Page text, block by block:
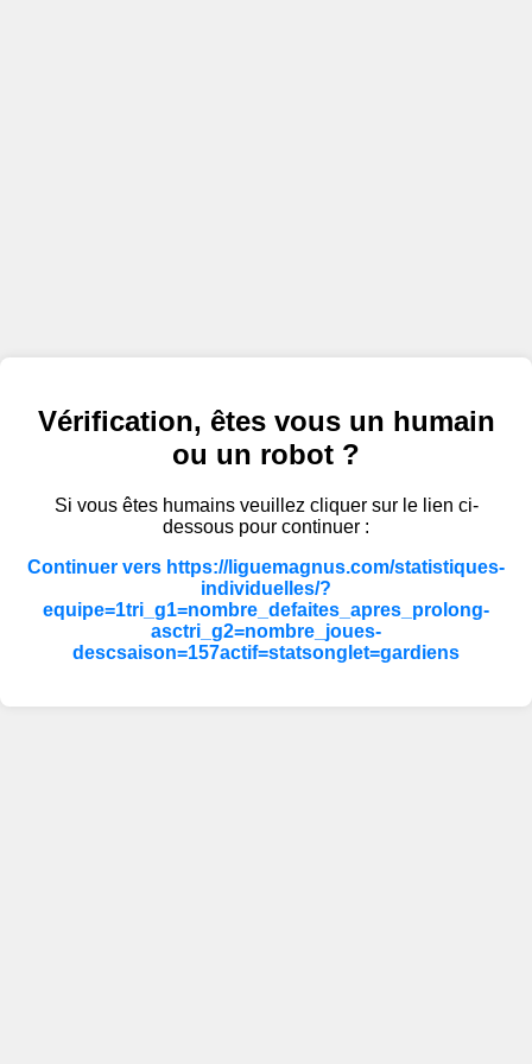
Vérification, êtes vous un humain
ou un robot ?
Si vous êtes humains veuillez cliquer sur le lien ci-
dessous pour continuer :
Continuer vers https://liguemagnus.com/statistiques-
individuelles/?
equipe=1tri_g1=nombre_defaites_apres_prolong-
asctri_g2=nombre_joues-
descsaison=157actif=statsonglet=gardiens